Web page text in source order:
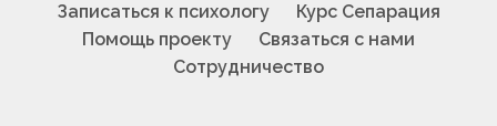
Записаться к психологу
Курс Сепарация
Помощь проекту
Связаться с нами
Сотрудничество